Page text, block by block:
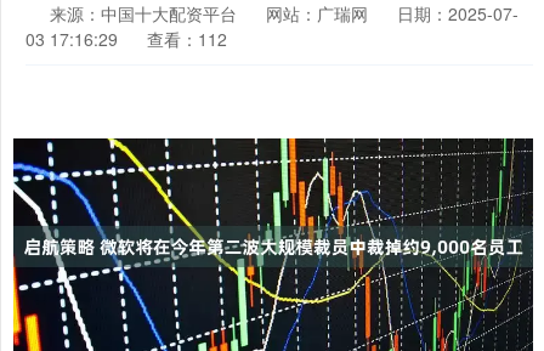
来源：中国十大配资平台 网站：广瑞网
日期：2025-07-
03 17:16:29
查看：112